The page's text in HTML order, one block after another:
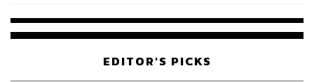
สำหรับโครงการ ICS มิกซ์ยูส ไลฟ์สไตล์ ทาวน์ แห่งใหม่ย่าน
ฝั่งธนบุรี ให้บริการครบครันทั้งศูนย์การค้า อาคารสำนักงาน
EDITOR'S PICKS